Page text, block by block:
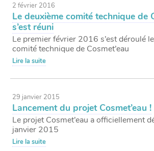
2 février 2016
Le deuxième comité technique de
s’est réuni
Le premier février 2016 s’est déroulé
comité technique de Cosmet’eau
Lire la suite
29 janvier 2015
Lancement du projet Cosmet’eau !
Le projet Cosmet’eau a officiellement
janvier 2015
Lire la suite